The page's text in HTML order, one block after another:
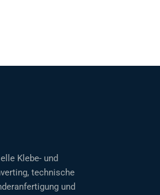
Klebe- und
technische
und